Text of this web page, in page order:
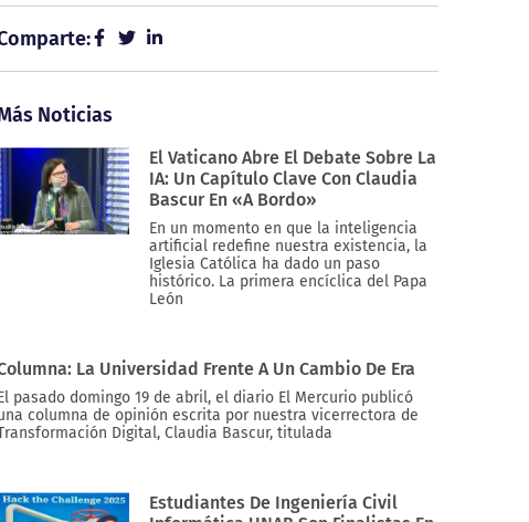
Noticias
El Vaticano Abre El Debate Sobre La
IA: Un Capítulo Clave Con Claudia
Bascur En «A Bordo»
En un momento en que la inteligencia
artificial redefine nuestra existencia, la
Iglesia Católica ha dado un paso
histórico. La primera encíclica del Papa
León
La Universidad Frente A Un Cambio De Era
pasado domingo 19 de abril, el diario El Mercurio publicó
columna de opinión escrita por nuestra vicerrectora de
Digital, Claudia Bascur, titulada
Estudiantes De Ingeniería Civil